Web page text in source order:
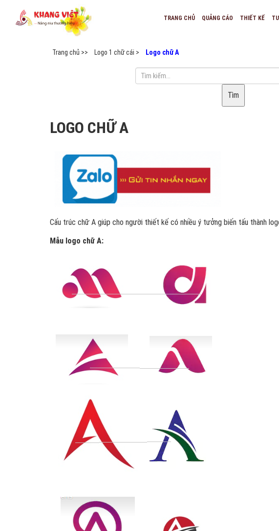
TRANG CHỦ QUẢNG CÁO THIẾT KẾ
Trang chủ >> Logo 1 chữ cái > Logo chữ A
Tìm
LOGO CHỮ A
Cấu trúc chữ A giúp cho người thiết kế có nhiều ý tưởng biến tấu thành
Mẫu logo chữ A: